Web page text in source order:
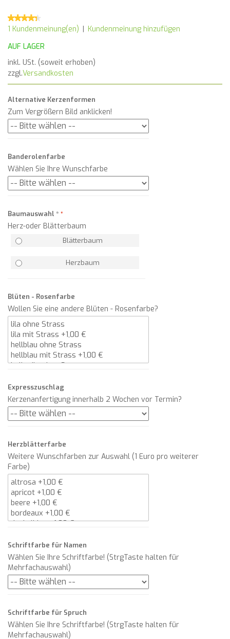
1 Kundenmeinung(en)
Kundenmeinung hinzufügen
AUF LAGER
inkl. USt. (soweit erhoben)
zzgl.Versandkosten
Alternative Kerzenformen
Zum Vergrößern Bild anklicken!
Banderolenfarbe
Wählen Sie Ihre Wunschfarbe
Baumauswahl *
Herz-oder Blätterbaum
Blätterbaum
Herzbaum
Blüten - Rosenfarbe
Wollen Sie eine andere Blüten - Rosenfarbe?
Expresszuschlag
Kerzenanfertigung innerhalb 2 Wochen vor Termin?
Herzblätterfarbe
Weitere Wunschfarben zur Auswahl (1 Euro pro weiterer
Farbe)
Schriftfarbe für Namen
Wählen Sie Ihre Schriftfarbe! (StrgTaste halten für
Mehrfachauswahl)
Schriftfarbe für Spruch
Wählen Sie Ihre Schriftfarbe! (StrgTaste halten für
Mehrfachauswahl)